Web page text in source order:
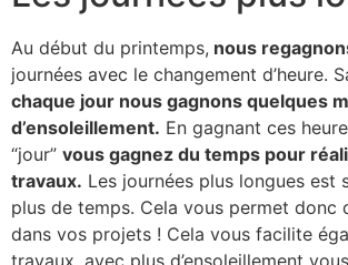
Au début du printemps, nous
journées avec le changement d’heure.
chaque jour nous gagnons quelques
d’ensoleillement. En gagnant ces
“jour” vous gagnez du temps pour
travaux. Les journées plus longues est
plus de temps. Cela vous permet donc
dans vos projets ! Cela vous facilite
travaux, avec plus d’ensoleillement